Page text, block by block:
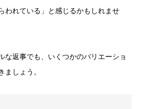
われている」と感じるかもしれませ
な返事でも、いくつかのバリエーショ
ましょう。